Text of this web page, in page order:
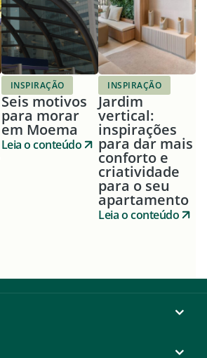
INSPIRAÇÃO
Seis motivos
para morar
em Moema
Leia o conteúdo
INSPIRAÇÃO
Jardim
vertical:
inspirações
para dar mais
conforto e
criatividade
para o seu
apartamento
Leia o conteúdo